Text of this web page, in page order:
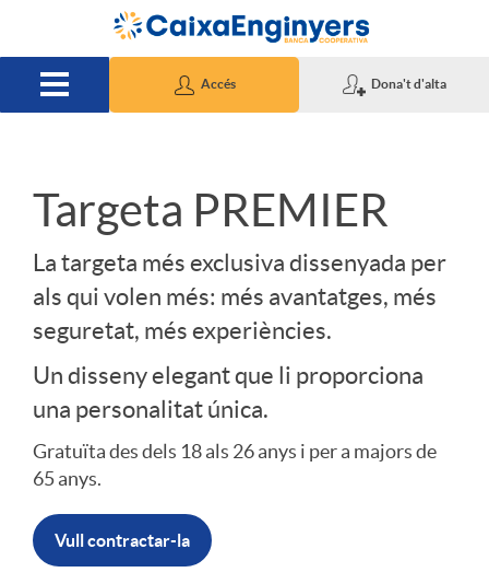
Salta al contingut principal
Accés Dona't d'alta
S
d
e
r
Targeta PREMIER
La targeta més exclusiva dissenyada per
als qui volen més: més avantatges, més
seguretat, més experiències.
Un disseny elegant que li proporciona
una personalitat única.
Gratuïta des dels 18 als 26 anys i per a majors de
65 anys.
Vull contractar-la